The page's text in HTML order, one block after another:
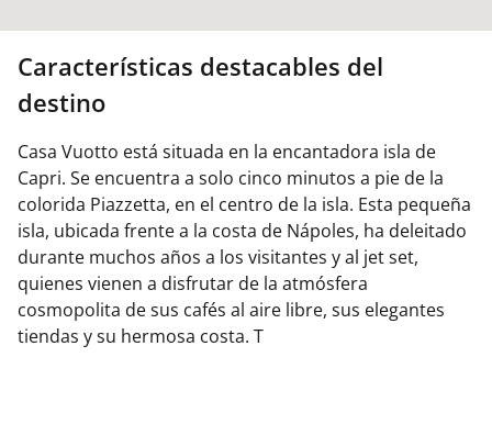
Características destacables del
destino
Casa Vuotto está situada en la encantadora isla de
Capri. Se encuentra a solo cinco minutos a pie de la
colorida Piazzetta, en el centro de la isla. Esta pequeña
isla, ubicada frente a la costa de Nápoles, ha deleitado
durante muchos años a los visitantes y al jet set,
quienes vienen a disfrutar de la atmósfera
cosmopolita de sus cafés al aire libre, sus elegantes
tiendas y su hermosa costa. T